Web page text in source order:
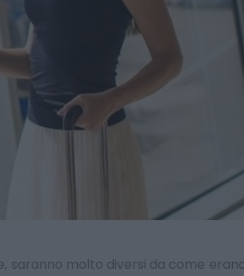
saranno molto diversi da come